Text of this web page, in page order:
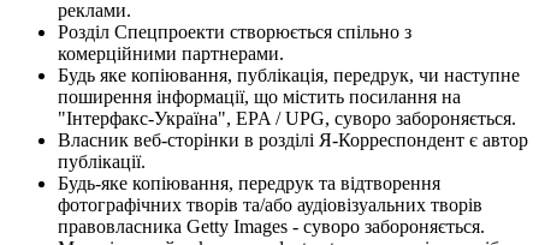
реклами.
Розділ Спецпроекти створюється спільно з
комерційними партнерами.
Будь яке копіювання, публікація, передрук, чи наступне
поширення інформації, що містить посилання на
"Інтерфакс-Україна", EPA / UPG, суворо забороняється.
Власник веб-сторінки в розділі Я-Корреспондент є автор
публікації.
Будь-яке копіювання, передрук та відтворення
фотографічних творів та/або аудіовізуальних творів
правовласника Getty Images - суворо забороняється.